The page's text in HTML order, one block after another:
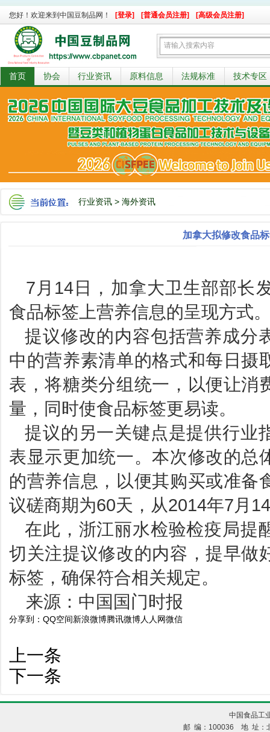
您好！欢迎来到中国豆制品网！ [登录] [普通会员注册] [高级会员注册]
首页 协会 行业资讯 原料信息 法规标准 技术专区
行业资讯 > 海外资讯
加拿大拟修改食品
7月14日，加拿大卫生部部长
食品标签上营养信息的呈现方式
提议修改的内容包括营养成分
中的营养素清单的格式和每日摄
表，将糖类分组统一，以便让消
量，同时使食品标签更易读。
提议的另一关键点是提供行业
表显示更加统一。本次修改的总
的营养信息，以便其购买或准备
议磋商期为60天，从2014年7月
在此，浙江丽水检验检疫局提
切关注提议修改的内容，提早做
标签，确保符合相关规定。
来源：中国国门时报
分享到： QQ空间新浪微博腾讯微博人人网微信
上一条
下一条
中国食品工
邮 编：100036 地 址：